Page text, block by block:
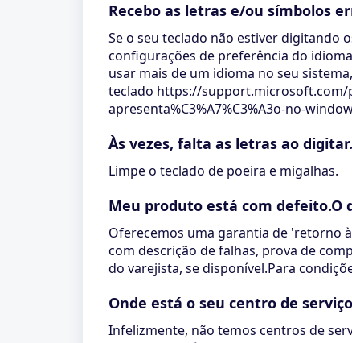
Recebo as letras e/ou símbolos
Se o seu teclado não estiver digitando
configurações de preferência do
usar mais de um idioma no seu
teclado https://support.microsoft.com/
apresenta%C3%A7%C3%A3o-no-
Às vezes, falta as letras ao digitar.
Limpe o teclado de poeira e migalhas.
Meu produto está com defeito.O
Oferecemos uma garantia de 'retorno
com descrição de falhas, prova de
do varejista, se disponível.Para
Onde está o seu centro de
Infelizmente, não temos centros de